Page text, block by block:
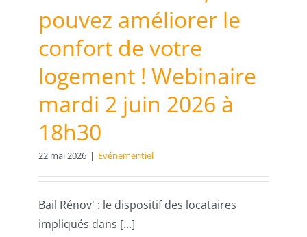
pouvez améliorer le
confort de votre
logement ! Webinaire
mardi 2 juin 2026 à
18h30
22 mai 2026 | Evénementiel
Bail Rénov' : le dispositif des locataires
impliqués dans [...]